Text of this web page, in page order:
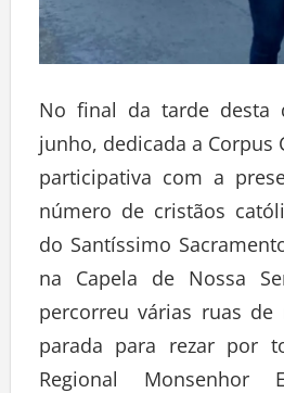
No final da tarde desta
junho, dedicada a Corpus
participativa com a
número de cristãos
do Santíssimo
na Capela de Nossa
percorreu várias ruas de
parada para rezar por
Regional